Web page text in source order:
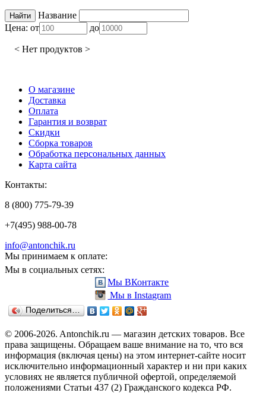
Название
Цена: от до
< Нет продуктов >
О магазине
Доставка
Оплата
Гарантия и возврат
Скидки
Сборка товаров
Обработка персональных данных
Карта сайта
Контакты:
8 (800) 775-79-39
+7(495) 988-00-78
info@antonchik.ru
Мы принимаем к оплате:
Мы в социальных сетях:
Мы ВКонтакте
Мы в Instagram
Поделиться…
© 2006-2026. Antonchik.ru — магазин детских товаров. Все
права защищены. Обращаем ваше внимание на то, что вся
информация (включая цены) на этом интернет-сайте носит
исключительно информационный характер и ни при каких
условиях не является публичной офертой, определяемой
положениями Статьи 437 (2) Гражданского кодекса РФ.